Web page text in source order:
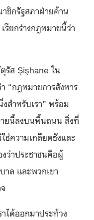
าชิกรัฐสภาฝ่ายค้าน
ยกร่างกฎหมายนี้ว่า
รัส Şişhane ใน
“กฎหมายการสังหาร
ำหรับเรา” พร้อม
ายนี้ลงบนพื้นถนน สิ่งที่
ความเกลียดชังและ
ว่าประชาชนคือผู้
ล และพวกเขา
ได้ออกมาประท้วง